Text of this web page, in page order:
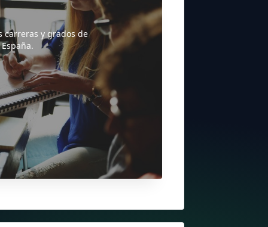
carreras y grados de